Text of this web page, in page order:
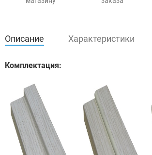
Описание Характеристики
Комплектация: